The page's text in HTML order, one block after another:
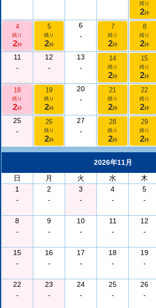
残り
2枠
4
残り
2枠
5
残り
2枠
6
-
7
残り
2枠
8
残り
2枠
11
-
12
-
13
-
14
残り
2枠
15
残り
2枠
18
残り
2枠
19
残り
2枠
20
-
21
残り
2枠
22
残り
2枠
25
-
26
残り
2枠
27
-
28
残り
2枠
29
残り
2枠
2026年11月
日
月 火 水 木
1
-
2
-
3
-
4
-
5
-
8
-
9
-
10
-
11
-
12
-
15
-
16
-
17
-
18
-
19
-
22
-
23
-
24
-
25
-
26
-